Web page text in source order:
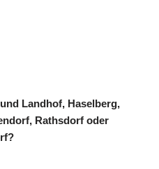
Landhof, Haselberg,
Rathsdorf oder